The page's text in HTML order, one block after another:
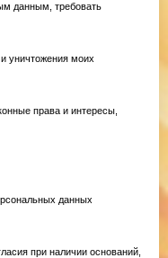
данным, требовать
уничтожения моих
права и интересы,
данных
при наличии оснований,